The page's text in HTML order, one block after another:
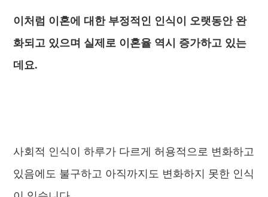
이처럼 이혼에 대한 부정적인 인식이 오랫동안 완
화되고 있으며 실제로 이혼율 역시 증가하고 있는
데요.
사회적 인식이 하루가 다르게 허용적으로 변화하고
있음에도 불구하고 아직까지도 변화하지 못한 인식